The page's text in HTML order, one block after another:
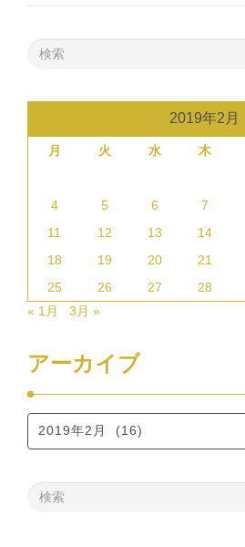
2019年2月
月 火 水 木
4
5 6 7
11
12 13 14
18
19 20 21
25
26 27
28
« 1月
3月 »
アーカイブ